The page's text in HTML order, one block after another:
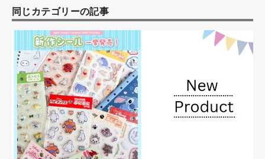
同じカテゴリーの記事